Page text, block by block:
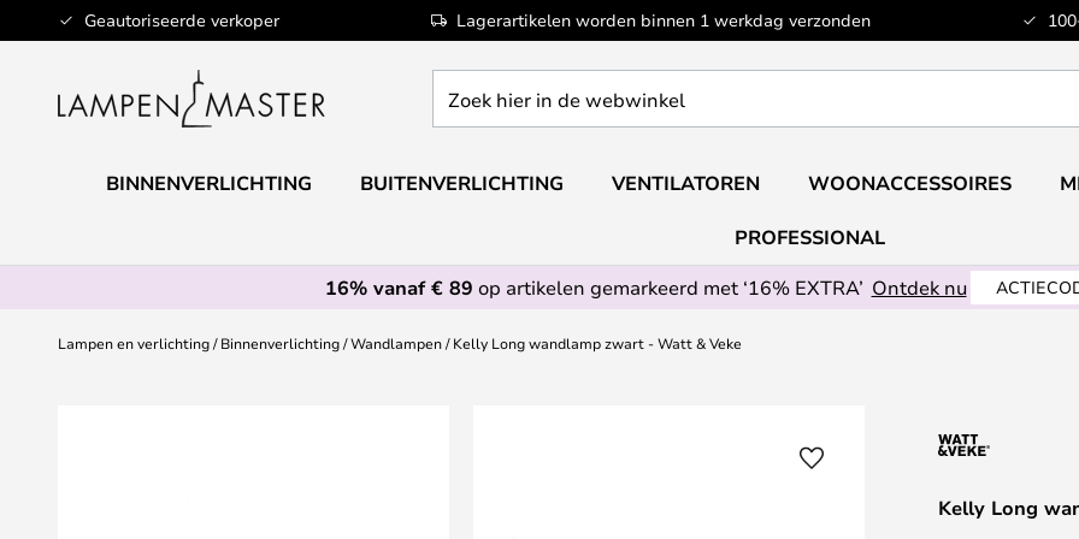
Geautoriseerde verkoper Lagerartikelen worden binnen 1 werkdag verzonden
Ga
naar
inhoud
hier
de
BINNENVERLICHTING BUITENVERLICHTING VENTILATOREN WOONACCESSOIRES
PROFESSIONAL
16% vanaf € 89 op artikelen gemarkeerd met ‘16% EXTRA’ Ontdek nu
Lampen en verlichting Binnenverlichting Wandlampen Kelly Long wandlamp zwart - Watt & Veke
Kelly Long